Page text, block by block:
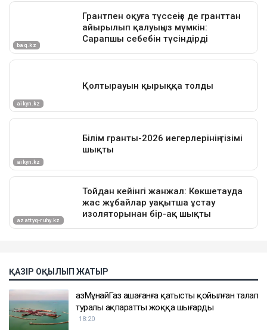
ҚАЗІР ОҚЫЛЫП ЖАТЫР
ҚазМұнайГаз Қашағанға қатысты қойылған талап
туралы ақпаратты жоққа шығарды
18:20